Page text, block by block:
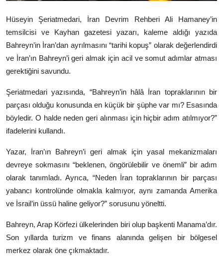
Hüseyin Şeriatmedari, İran Devrim Rehberi Ali Hamaney’in
temsilcisi ve Kayhan gazetesi yazarı, kaleme aldığı yazıda
Bahreyn’in İran’dan ayrılmasını “tarihi kopuş” olarak değerlendirdi
ve İran’ın Bahreyn’i geri almak için acil ve somut adımlar atması
gerektiğini savundu.
Şeriatmedari yazısında, “Bahreyn’in hâlâ İran topraklarının bir
parçası olduğu konusunda en küçük bir şüphe var mı? Esasında
böyledir. O halde neden geri alınması için hiçbir adım atılmıyor?”
ifadelerini kullandı.
Yazar, İran’ın Bahreyn’i geri almak için yasal mekanizmaları
devreye sokmasını “beklenen, öngörülebilir ve önemli” bir adım
olarak tanımladı. Ayrıca, “Neden İran topraklarının bir parçası
yabancı kontrolünde olmakla kalmıyor, aynı zamanda Amerika
ve İsrail’in üssü haline geliyor?” sorusunu yöneltti.
Bahreyn, Arap Körfezi ülkelerinden biri olup başkenti Manama’dır.
Son yıllarda turizm ve finans alanında gelişen bir bölgesel
merkez olarak öne çıkmaktadır.